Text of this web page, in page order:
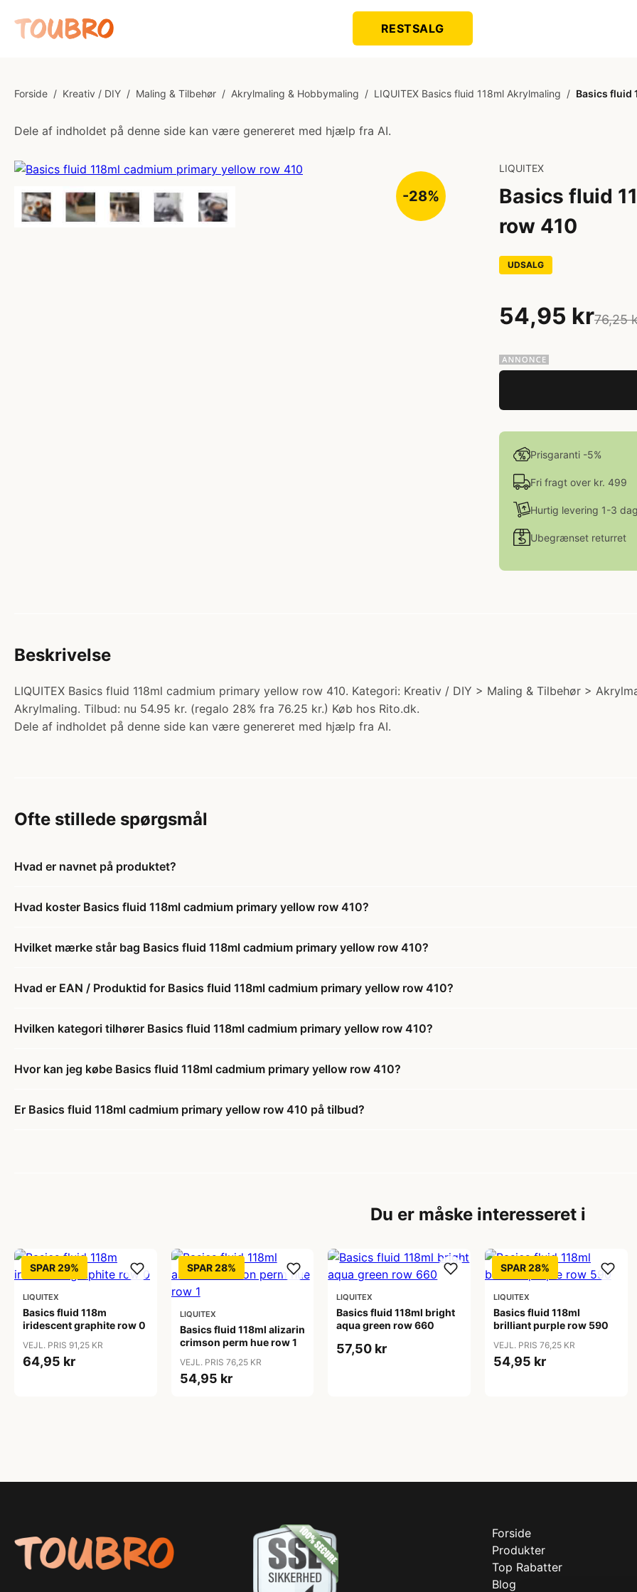
RESTSALG
Forside / Kreativ / DIY / Maling & Tilbehør / Akrylmaling & Hobbymaling / LIQUITEX Basics fluid 118ml Akrylmaling / Basics fluid
Dele af indholdet på denne side kan være genereret med hjælp fra AI.
-28%
LIQUITEX
Basics fluid
row 410
UDSALG
54,95 kr76,25
Prisgaranti -5%
Fri fragt over kr. 499
Hurtig levering 1-3
Ubegrænset returret
Beskrivelse
LIQUITEX Basics fluid 118ml cadmium primary yellow row 410. Kategori: Kreativ / DIY > Maling & Tilbehør >
Akrylmaling. Tilbud: nu 54.95 kr. (regalo 28% fra 76.25 kr.) Køb hos Rito.dk.
Dele af indholdet på denne side kan være genereret med hjælp fra AI.
Ofte stillede spørgsmål
Hvad er navnet på produktet?
Hvad koster Basics fluid 118ml cadmium primary yellow row 410?
Hvilket mærke står bag Basics fluid 118ml cadmium primary yellow row 410?
Hvad er EAN / Produktid for Basics fluid 118ml cadmium primary yellow row 410?
Hvilken kategori tilhører Basics fluid 118ml cadmium primary yellow row 410?
Hvor kan jeg købe Basics fluid 118ml cadmium primary yellow row 410?
Er Basics fluid 118ml cadmium primary yellow row 410 på tilbud?
Du er måske interesseret i
SPAR 29%
LIQUITEX
Basics fluid 118m
iridescent graphite row 0
VEJL. PRIS 91,25 KR
64,95 kr
SPAR 28%
LIQUITEX
Basics fluid 118ml alizarin
crimson perm hue row 1
VEJL. PRIS 76,25 KR
54,95 kr
LIQUITEX
Basics fluid 118ml bright
aqua green row 660
57,50 kr
SPAR 28%
LIQUITEX
Basics fluid 118ml
brilliant purple row 590
VEJL. PRIS 76,25 KR
54,95 kr
Forside
Produkter
Top Rabatter
Blog